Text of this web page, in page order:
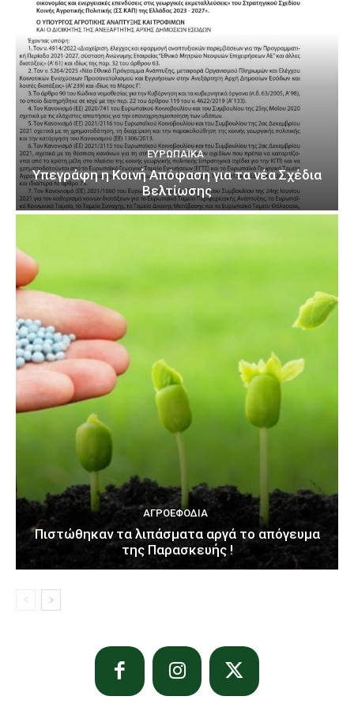
ΕΥΡΩΠΑΪΚΆ
Υπεγράφη η Κοινή Απόφαση για τα νέα Σχέδια
Βελτίωσης
ΑΓΡΟΕΦΌΔΙΑ
Πιστώθηκαν τα λιπάσματα αργά το απόγευμα
της Παρασκευής !